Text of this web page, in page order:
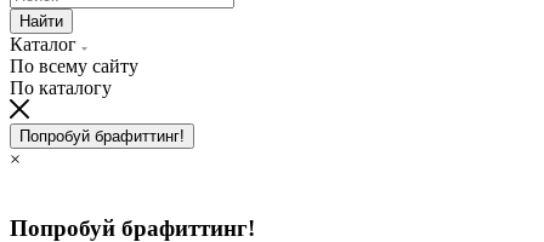
Найти
Каталог
По всему сайту
По каталогу
Попробуй брафиттинг!
×
Попробуй брафиттинг!